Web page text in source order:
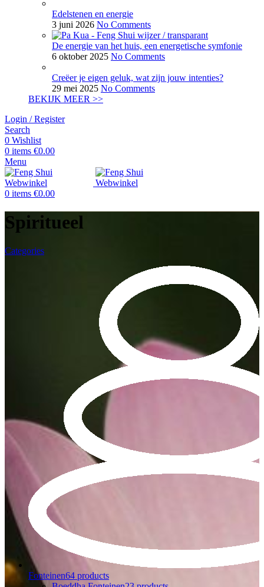
Edelstenen en energie
3 juni 2026 No Comments
De energie van het huis, een energetische symfonie
6 oktober 2025 No Comments
Creëer je eigen geluk, wat zijn jouw intenties?
29 mei 2025 No Comments
BEKIJK MEER >>
Login / Register
Search
0 Wishlist
0 items €0.00
Menu
0 items €0.00
Spiritueel
Categories
Fonteinen64 products